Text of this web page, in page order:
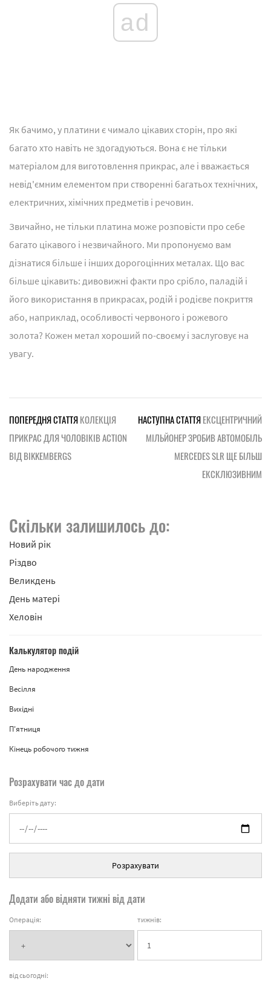
ad
Як бачимо, у платини є чимало цікавих сторін, про які
багато хто навіть не здогадуються. Вона є не тільки
матеріалом для виготовлення прикрас, але і вважається
невід'ємним елементом при створенні багатьох технічних,
електричних, хімічних предметів і речовин.
Звичайно, не тільки платина може розповісти про себе
багато цікавого і незвичайного. Ми пропонуємо вам
дізнатися більше і інших дорогоцінних металах. Що вас
більше цікавить: дивовижні факти про срібло, паладій і
його використання в прикрасах, родій і родієве покриття
або, наприклад, особливості червоного і рожевого
золота? Кожен метал хороший по-своєму і заслуговує на
увагу.
ПОПЕРЕДНЯ СТАТТЯКОЛЕКЦІЯ
ПРИКРАС ДЛЯ ЧОЛОВІКІВ ACTION
ВІД BIKKEMBERGS
НАСТУПНА СТАТТЯЕКСЦЕНТРИЧНИЙ
МІЛЬЙОНЕР ЗРОБИВ АВТОМОБІЛЬ
MERCEDES SLR ЩЕ БІЛЬШ
ЕКСКЛЮЗИВНИМ
Скільки залишилось до:
Новий рік
Різдво
Великдень
День матері
Хеловін
Калькулятор подій
День народження
Весілля
Вихідні
П'ятниця
Кінець робочого тижня
Розрахувати час до дати
Виберіть дату:
Розрахувати
Додати або відняти тижні від дати
Операція: тижнів:
від сьогодні: